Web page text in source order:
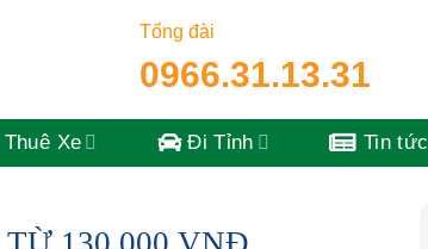
Tổng đài
0966.31.13.31
Xe Đi Tỉnh Tin tức